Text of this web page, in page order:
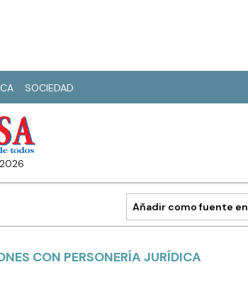
SOCIEDAD
Añadir como fuente en
CON PERSONERÍA JURÍDICA